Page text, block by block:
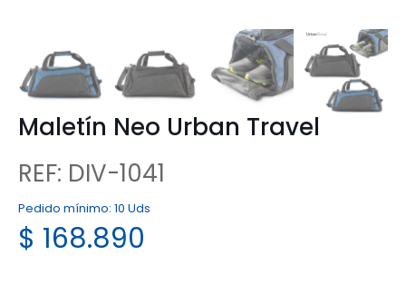
Maletín Neo Urban Travel
REF: DIV-1041
Pedido mínimo: 10 Uds
$ 168.890